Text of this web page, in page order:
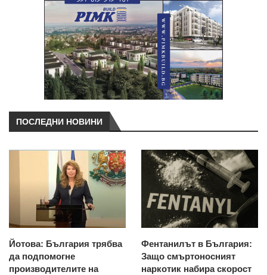
ПОСЛЕДНИ НОВИНИ
Йотова: България трябва
да подпомогне
производителите на
Фентанилът в България:
Защо смъртоносният
наркотик набира скорост